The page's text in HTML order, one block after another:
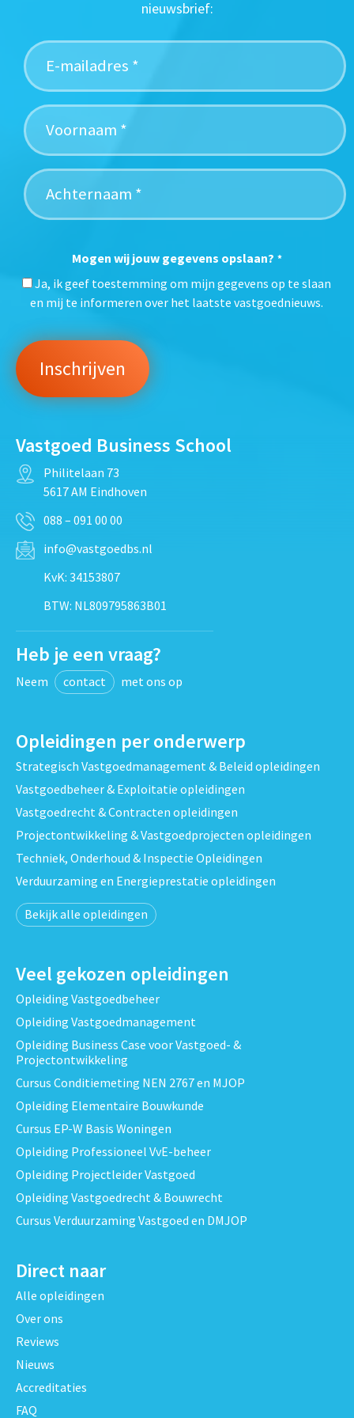
nieuwsbrief:
Mogen wij jouw gegevens opslaan? *
Ja, ik geef toestemming om mijn gegevens op te slaan
en mij te informeren over het laatste vastgoednieuws.
Vastgoed Business School
Philitelaan 73
5617 AM Eindhoven
088 – 091 00 00
info@vastgoedbs.nl
KvK: 34153807
BTW: NL809795863B01
Heb je een vraag?
Neem contact met ons op
Opleidingen per onderwerp
Strategisch Vastgoedmanagement & Beleid opleidingen
Vastgoedbeheer & Exploitatie opleidingen
Vastgoedrecht & Contracten opleidingen
Projectontwikkeling & Vastgoedprojecten opleidingen
Techniek, Onderhoud & Inspectie Opleidingen
Verduurzaming en Energieprestatie opleidingen
Bekijk alle opleidingen
Veel gekozen opleidingen
Opleiding Vastgoedbeheer
Opleiding Vastgoedmanagement
Opleiding Business Case voor Vastgoed- &
Projectontwikkeling
Cursus Conditiemeting NEN 2767 en MJOP
Opleiding Elementaire Bouwkunde
Cursus EP-W Basis Woningen
Opleiding Professioneel VvE-beheer
Opleiding Projectleider Vastgoed
Opleiding Vastgoedrecht & Bouwrecht
Cursus Verduurzaming Vastgoed en DMJOP
Direct naar
Alle opleidingen
Over ons
Reviews
Nieuws
Accreditaties
FAQ